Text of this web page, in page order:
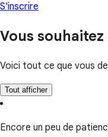
S'inscrire
Vous
Voici tout ce que vous
Tout afficher
Encore un peu de